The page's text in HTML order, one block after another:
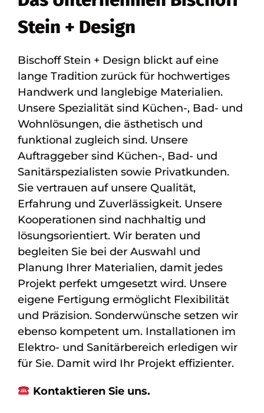
Stein + Design
Bischoff Stein + Design blickt auf eine
lange Tradition zurück für hochwertiges
Handwerk und langlebige Materialien.
Unsere Spezialität sind Küchen-, Bad- und
Wohnlösungen, die ästhetisch und
funktional zugleich sind. Unsere
Auftraggeber sind Küchen-, Bad- und
Sanitärspezialisten sowie Privatkunden.
Sie vertrauen auf unsere Qualität,
Erfahrung und Zuverlässigkeit. Unsere
Kooperationen sind nachhaltig und
lösungsorientiert. Wir beraten und
begleiten Sie bei der Auswahl und
Planung Ihrer Materialien, damit jedes
Projekt perfekt umgesetzt wird. Unsere
eigene Fertigung ermöglicht Flexibilität
und Präzision. Sonderwünsche setzen wir
ebenso kompetent um. Installationen im
Elektro- und Sanitärbereich erledigen wir
für Sie. Damit wird Ihr Projekt effizienter.
Kontaktieren Sie uns.